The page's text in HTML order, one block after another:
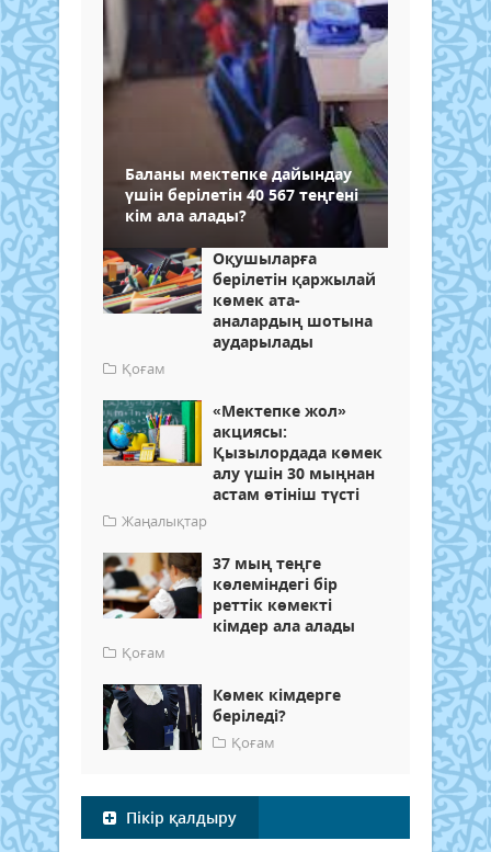
Баланы мектепке дайындау
үшін берілетін 40 567 теңгені
кім ала алады?
Оқушыларға
берілетін қаржылай
көмек ата-
аналардың шотына
аударылады
Қоғам
«Мектепке жол»
акциясы:
Қызылордада көмек
алу үшін 30 мыңнан
астам өтініш түсті
Жаңалықтар
37 мың теңге
көлеміндегі бір
реттік көмекті
кімдер ала алады
Қоғам
Көмек кімдерге
беріледі?
Қоғам
Пікір қалдыру